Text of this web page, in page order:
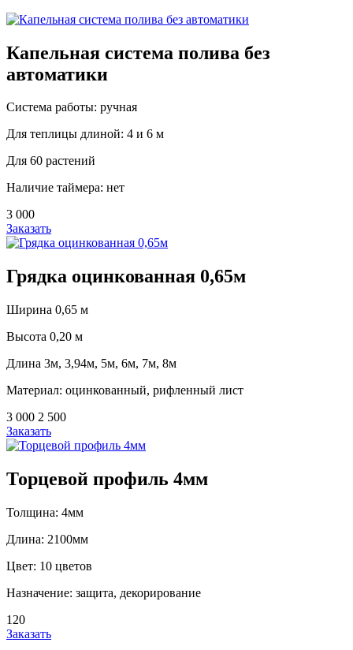
Капельная система полива без
автоматики
Система работы: ручная
Для теплицы длиной: 4 и 6 м
Для 60 растений
Наличие таймера: нет
3 000
Заказать
Грядка оцинкованная 0,65м
Ширина 0,65 м
Высота 0,20 м
Длина 3м, 3,94м, 5м, 6м, 7м, 8м
Материал: оцинкованный, рифленный лист
3 000 2 500
Заказать
Торцевой профиль 4мм
Толщина: 4мм
Длина: 2100мм
Цвет: 10 цветов
Назначение: защита, декорирование
120
Заказать